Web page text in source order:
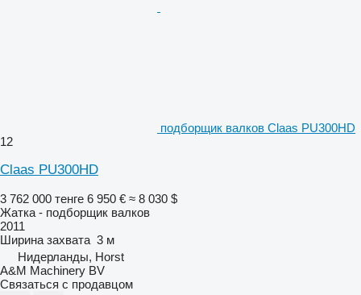
подборщик валков Claas PU300HD
12
Claas PU300HD
3 762 000 тенге 6 950 € ≈ 8 030 $
Жатка - подборщик валков
2011
Ширина захвата 3 м
Нидерланды, Horst
A&M Machinery BV
Связаться с продавцом